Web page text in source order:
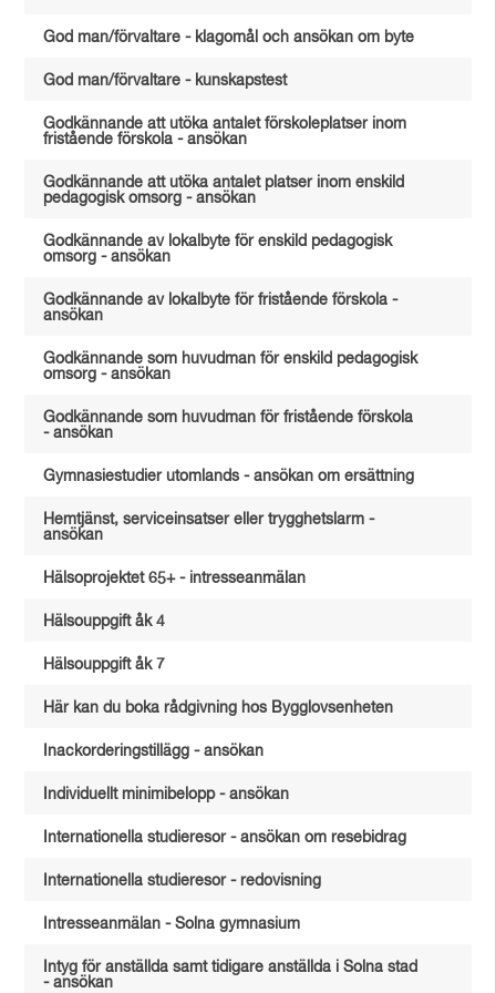
God man/förvaltare - klagomål och ansökan om byte
God man/förvaltare - kunskapstest
Godkännande att utöka antalet förskoleplatser inom
fristående förskola - ansökan
Godkännande att utöka antalet platser inom enskild
pedagogisk omsorg - ansökan
Godkännande av lokalbyte för enskild pedagogisk
omsorg - ansökan
Godkännande av lokalbyte för fristående förskola -
ansökan
Godkännande som huvudman för enskild pedagogisk
omsorg - ansökan
Godkännande som huvudman för fristående förskola
- ansökan
Gymnasiestudier utomlands - ansökan om ersättning
Hemtjänst, serviceinsatser eller trygghetslarm -
ansökan
Hälsoprojektet 65+ - intresseanmälan
Hälsouppgift åk 4
Hälsouppgift åk 7
Här kan du boka rådgivning hos Bygglovsenheten
Inackorderingstillägg - ansökan
Individuellt minimibelopp - ansökan
Internationella studieresor - ansökan om resebidrag
Internationella studieresor - redovisning
Intresseanmälan - Solna gymnasium
Intyg för anställda samt tidigare anställda i Solna stad
- ansökan